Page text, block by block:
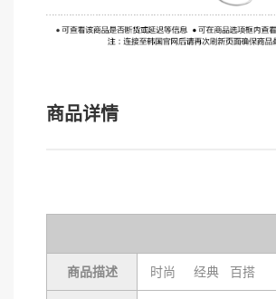
商品详情
商品描述 时尚 经典 百搭